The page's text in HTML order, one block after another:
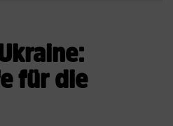
für die